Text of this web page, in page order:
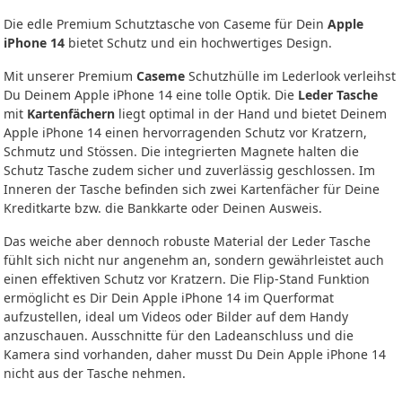
Die edle Premium Schutztasche von Caseme für Dein Apple
iPhone 14 bietet Schutz und ein hochwertiges Design.
Mit unserer Premium Caseme Schutzhülle im Lederlook verleihst
Du Deinem Apple iPhone 14 eine tolle Optik. Die Leder Tasche
mit Kartenfächern liegt optimal in der Hand und bietet Deinem
Apple iPhone 14 einen hervorragenden Schutz vor Kratzern,
Schmutz und Stössen. Die integrierten Magnete halten die
Schutz Tasche zudem sicher und zuverlässig geschlossen. Im
Inneren der Tasche befinden sich zwei Kartenfächer für Deine
Kreditkarte bzw. die Bankkarte oder Deinen Ausweis.
Das weiche aber dennoch robuste Material der Leder Tasche
fühlt sich nicht nur angenehm an, sondern gewährleistet auch
einen effektiven Schutz vor Kratzern. Die Flip-Stand Funktion
ermöglicht es Dir Dein Apple iPhone 14 im Querformat
aufzustellen, ideal um Videos oder Bilder auf dem Handy
anzuschauen. Ausschnitte für den Ladeanschluss und die
Kamera sind vorhanden, daher musst Du Dein Apple iPhone 14
nicht aus der Tasche nehmen.